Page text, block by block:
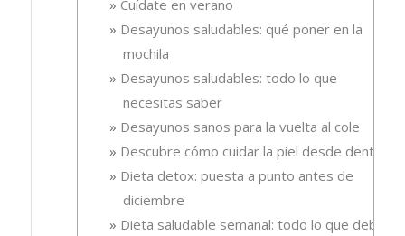
Cuídate en verano
Desayunos saludables: qué poner en la
mochila
Desayunos saludables: todo lo que
necesitas saber
Desayunos sanos para la vuelta al cole
Descubre cómo cuidar la piel desde dentro
Dieta detox: puesta a punto antes de
diciembre
Dieta saludable semanal: todo lo que debes